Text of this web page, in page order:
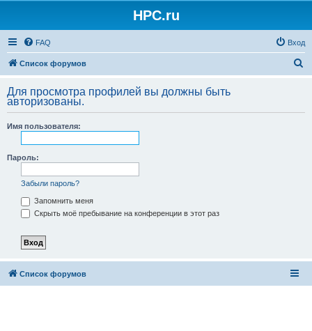
HPC.ru
FAQ Вход
Список форумов
с
Для просмотра профилей вы должны быть
авторизованы.
Имя пользователя:
Пароль:
Забыли пароль?
Запомнить меня
Скрыть моё пребывание на конференции в этот раз
Список форумов